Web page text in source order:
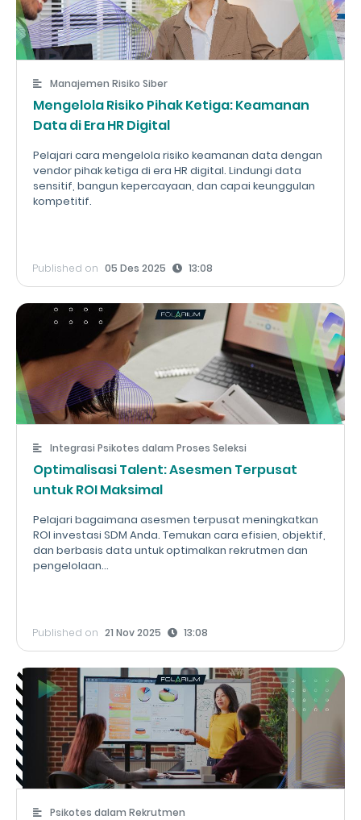
Manajemen Risiko Siber
Mengelola Risiko Pihak Ketiga: Keamanan
Data di Era HR Digital
Pelajari cara mengelola risiko keamanan data dengan
vendor pihak ketiga di era HR digital. Lindungi data
sensitif, bangun kepercayaan, dan capai keunggulan
kompetitif.
Published on 05 Des 2025 13:08
Integrasi Psikotes dalam Proses Seleksi
Optimalisasi Talent: Asesmen Terpusat
untuk ROI Maksimal
Pelajari bagaimana asesmen terpusat meningkatkan
ROI investasi SDM Anda. Temukan cara efisien, objektif,
dan berbasis data untuk optimalkan rekrutmen dan
pengelolaan...
Published on 21 Nov 2025 13:08
Psikotes dalam Rekrutmen